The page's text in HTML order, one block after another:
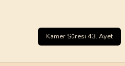
Kamer Sûresi 43. Ayet